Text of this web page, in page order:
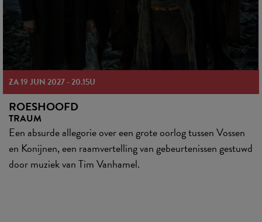
ZA 19 JUN 2027-20.15U
ROESHOOFD
TRAUM
Een absurde allegorie over een grote oorlog tussen Vossen
en Konijnen, een raamvertelling van gebeurtenissen gestuwd
door muziek van Tim Vanhamel.